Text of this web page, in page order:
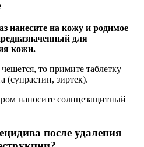
нанесите на кожу и родимое
для
кожи.
то примите таблетку
(супрастин, зиртек).
наносите солнцезащитный
после удаления